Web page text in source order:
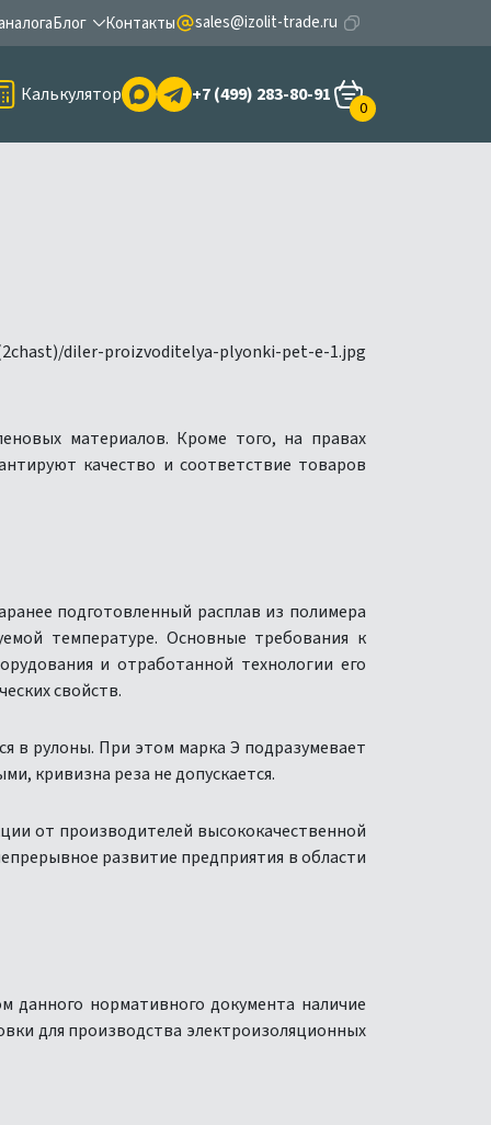
Блог Контакты sales@izolit-trade.ru
Калькулятор +7 (499) 283-80-91
0
материалов. Кроме того, на правах
качество и соответствие товаров
подготовленный расплав из полимера
температуре. Основные требования к
и отработанной технологии его
свойств.
в рулоны. При этом марка Э подразумевает
кривизна реза не допускается.
от производителей высококачественной
развитие предприятия в области
данного нормативного документа наличие
для производства электроизоляционных